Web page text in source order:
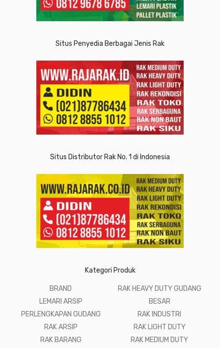
Situs Penyedia Berbagai Jenis Rak
Situs Distributor Rak No. 1 di Indonesia
Kategori Produk
BRAND
LEMARI ARSIP
PERLENGKAPAN GUDANG
RAK ARSIP
RAK BARANG
RAK HEAVY DUTY GUDANG
BESAR
RAK INDUSTRI
RAK LIGHT DUTY
RAK MEDIUM DUTY